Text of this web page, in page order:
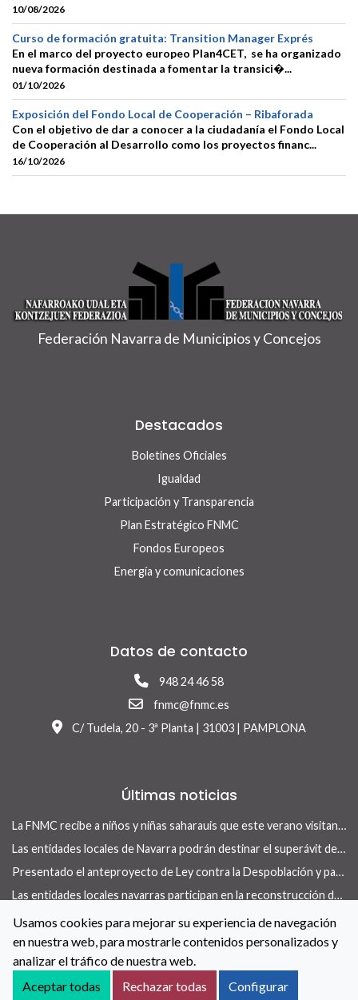
10/08/2026
Curso de formación gratuita: Transition Manager Exprés
En el marco del proyecto europeo Plan4CET, se ha organizado
nueva formación destinada a fomentar la transici�...
01/10/2026
Exposición del Fondo Local de Cooperación – Ribaforada
Con el objetivo de dar a conocer a la ciudadanía el Fondo Local
de Cooperación al Desarrollo como los proyectos financ...
16/10/2026
Federación Navarra de Municipios y Concejos
Destacados
Boletines Oficiales
Igualdad
Participación y Transparencia
Plan Estratégico FNMC
Fondos Europeos
Energía y comunicaciones
Datos de contacto
948 24 46 58
fnmc@fnmc.es
C/ Tudela, 20 - 3ª Planta | 31003 | PAMPLONA
Últimas noticias
La FNMC recibe a niños y niñas saharauis que este verano visitan Navarra con el programa Vacaciones en Paz
Las entidades locales de Navarra podrán destinar el superávit de 2025 a inversiones financieramente sostenibles tras la aprobación del Real Decreto-ley 13/2026
Presentado el anteproyecto de Ley contra la Despoblación y para el Desarrollo Rural
Las entidades locales navarras participan en la reconstrucción de infraestructuras dañadas por la DANA de 175 municipios valencianos
La FNMC y el Gobierno de Navarra renuevan su convenio para reforzar las políticas de igualdad en las entidades locales
Contacto Aviso Legal
Política de Cookies
Accesibilidad
Aviso de privacidad Canal de denuncias
Usamos cookies para mejorar su experiencia de navegación
en nuestra web, para mostrarle contenidos personalizados y
analizar el tráfico de nuestra web.
Aceptar todas
Rechazar todas Configurar